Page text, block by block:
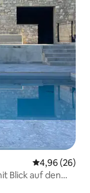
4,96 (26)
Blick auf den